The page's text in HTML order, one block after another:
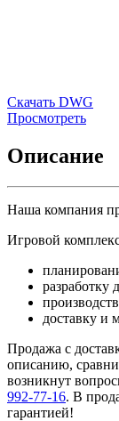
Скачать DWG
Просмотреть
Описание
Наша компания
Игровой
разработку
доставку и
Продажа с
описанию,
возникнут
992-77-16. В
гарантией!